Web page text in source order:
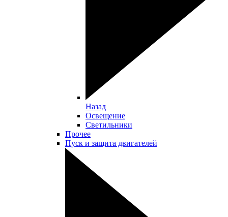
Назад
Освещение
Светильники
Прочее
Пуск и защита двигателей